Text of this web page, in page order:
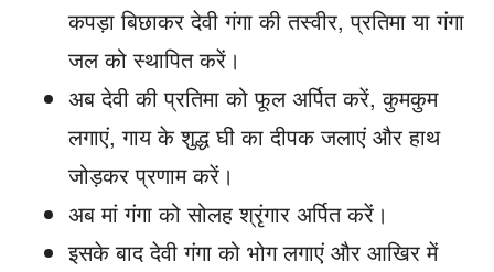
कपड़ा बिछाकर देवी गंगा की तस्वीर, प्रतिमा या गंगा
जल को स्थापित करें।
अब देवी की प्रतिमा को फूल अर्पित करें, कुमकुम
लगाएं, गाय के शुद्ध घी का दीपक जलाएं और हाथ
जोड़कर प्रणाम करें।
अब मां गंगा को सोलह श्रृंगार अर्पित करें।
इसके बाद देवी गंगा को भोग लगाएं और आखिर में